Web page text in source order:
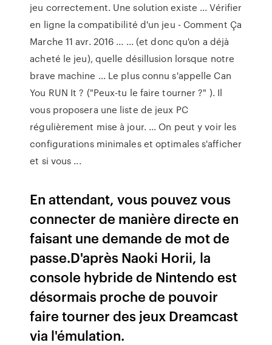
jeu correctement. Une solution existe ... Vérifier
en ligne la compatibilité d'un jeu - Comment Ça
Marche 11 avr. 2016 ... ... (et donc qu'on a déjà
acheté le jeu), quelle désillusion lorsque notre
brave machine ... Le plus connu s'appelle Can
You RUN It ? ("Peux-tu le faire tourner ?" ). Il
vous proposera une liste de jeux PC
régulièrement mise à jour. ... On peut y voir les
configurations minimales et optimales s'afficher
et si vous ...
En attendant, vous pouvez vous
connecter de manière directe en
faisant une demande de mot de
passe.D'après Naoki Horii, la
console hybride de Nintendo est
désormais proche de pouvoir
faire tourner des jeux Dreamcast
via l'émulation.